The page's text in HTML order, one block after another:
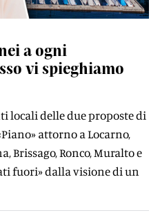
a ogni
vi spieghiamo
locali delle due proposte di
attorno a Locarno,
Brissago, Ronco, Muralto e
fuori» dalla visione di un